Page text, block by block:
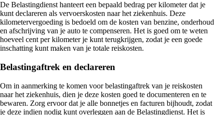
De Belastingdienst hanteert een bepaald bedrag per kilometer dat je
kunt declareren als vervoerskosten naar het ziekenhuis. Deze
kilometervergoeding is bedoeld om de kosten van benzine, onderhoud
en afschrijving van je auto te compenseren. Het is goed om te weten
hoeveel cent per kilometer je kunt terugkrijgen, zodat je een goede
inschatting kunt maken van je totale reiskosten.
Belastingaftrek en declareren
Om in aanmerking te komen voor belastingaftrek van je reiskosten
naar het ziekenhuis, dien je deze kosten goed te documenteren en te
bewaren. Zorg ervoor dat je alle bonnetjes en facturen bijhoudt, zodat
je deze indien nodig kunt overleggen aan de Belastingdienst. Het is